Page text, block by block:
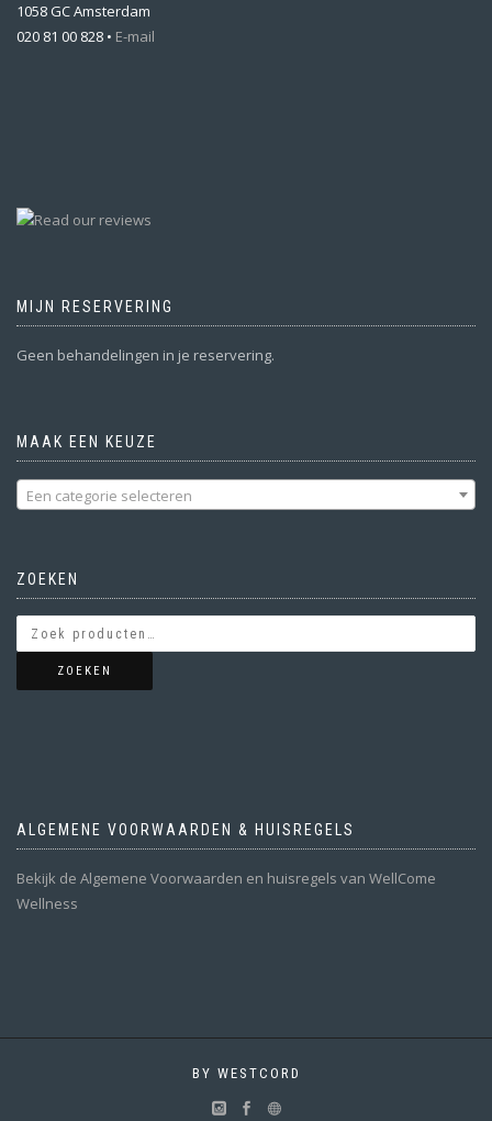
1058 GC Amsterdam
020 81 00 828 • E-mail
MIJN RESERVERING
Geen behandelingen in je reservering.
MAAK EEN KEUZE
Een categorie selecteren
ZOEKEN
ZOEKEN
ALGEMENE VOORWAARDEN & HUISREGELS
Bekijk de Algemene Voorwaarden en huisregels van WellCome
Wellness
BY WESTCORD